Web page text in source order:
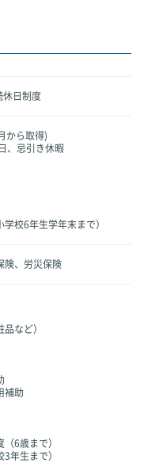
休日制度
から取得)
、忌引き休暇
校6年生学年末まで）
険、労災保険
など）
補助
6歳まで）
年生まで）